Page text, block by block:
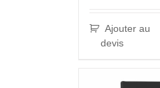
Ajouter au
devis